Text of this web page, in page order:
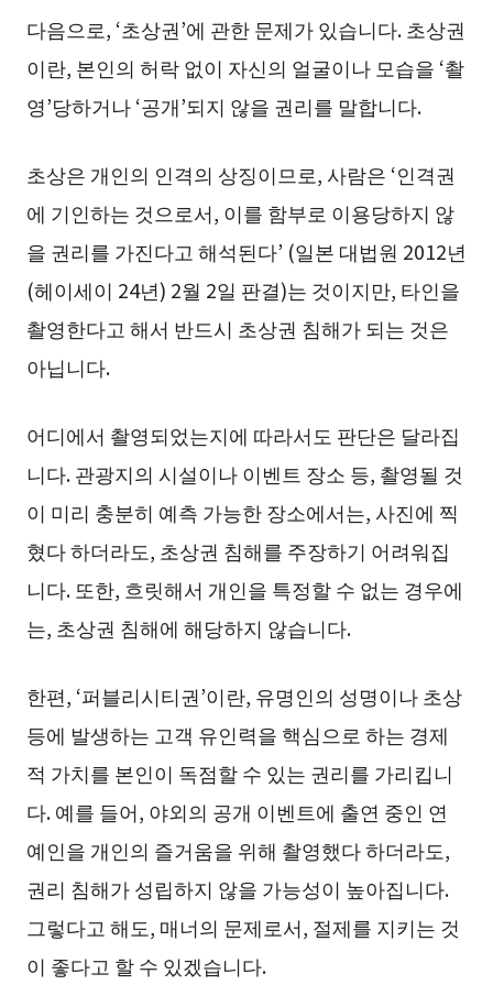
다음으로, ‘초상권’에 관한 문제가 있습니다. 초상권
이란, 본인의 허락 없이 자신의 얼굴이나 모습을 ‘촬
영’당하거나 ‘공개’되지 않을 권리를 말합니다.
초상은 개인의 인격의 상징이므로, 사람은 ‘인격권
에 기인하는 것으로서, 이를 함부로 이용당하지 않
을 권리를 가진다고 해석된다’ (일본 대법원 2012년
(헤이세이 24년) 2월 2일 판결)는 것이지만, 타인을
촬영한다고 해서 반드시 초상권 침해가 되는 것은
아닙니다.
어디에서 촬영되었는지에 따라서도 판단은 달라집
니다. 관광지의 시설이나 이벤트 장소 등, 촬영될 것
이 미리 충분히 예측 가능한 장소에서는, 사진에 찍
혔다 하더라도, 초상권 침해를 주장하기 어려워집
니다. 또한, 흐릿해서 개인을 특정할 수 없는 경우에
는, 초상권 침해에 해당하지 않습니다.
한편, ‘퍼블리시티권’이란, 유명인의 성명이나 초상
등에 발생하는 고객 유인력을 핵심으로 하는 경제
적 가치를 본인이 독점할 수 있는 권리를 가리킵니
다. 예를 들어, 야외의 공개 이벤트에 출연 중인 연
예인을 개인의 즐거움을 위해 촬영했다 하더라도,
권리 침해가 성립하지 않을 가능성이 높아집니다.
그렇다고 해도, 매너의 문제로서, 절제를 지키는 것
이 좋다고 할 수 있겠습니다.